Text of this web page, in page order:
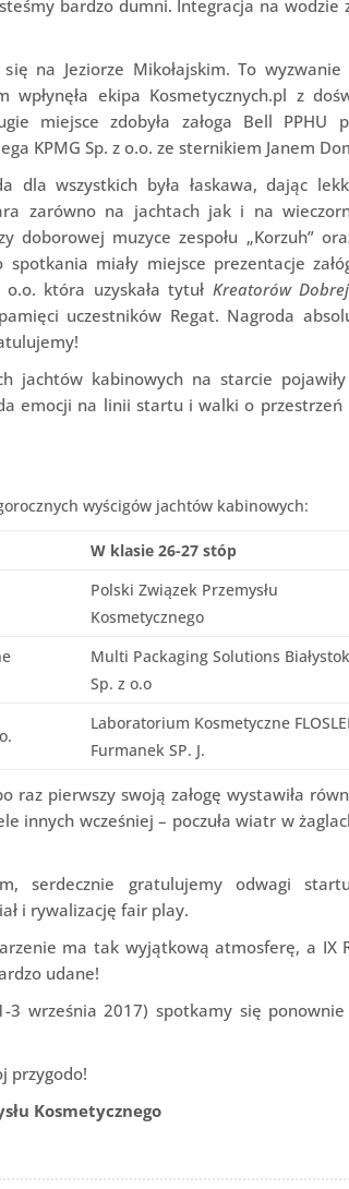
bardzo dumni. Integracja na
na Jeziorze Mikołajskim. To
ekipa Kosmetycznych.pl z
miejsce zdobyła załoga Bell PPHU
KPMG Sp. z o.o. ze sternikiem Janem
dla wszystkich była łaskawa, dając
zarówno na jachtach jak i na
doborowej muzyce zespołu „Korzuh”
spotkania miały miejsce prezentacje
o.o. która uzyskała tytuł Kreatorów
uczestników Regat. Nagroda
jachtów kabinowych na starcie
emocji na linii startu i walki o
wyścigów jachtów kabinowych:
W klasie 26-27 stóp
Polski Związek Przemysłu
Kosmetycznego
Multi Packaging Solutions Białystok
Sp. z o.o
Laboratorium Kosmetyczne
Furmanek SP. J.
pierwszy swoją załogę wystawiła
innych wcześniej – poczuła wiatr w
serdecznie gratulujemy odwagi
i rywalizację fair play.
ma tak wyjątkową atmosferę, a IX
udane!
3 września 2017) spotkamy się
przygodo!
Kosmetycznego